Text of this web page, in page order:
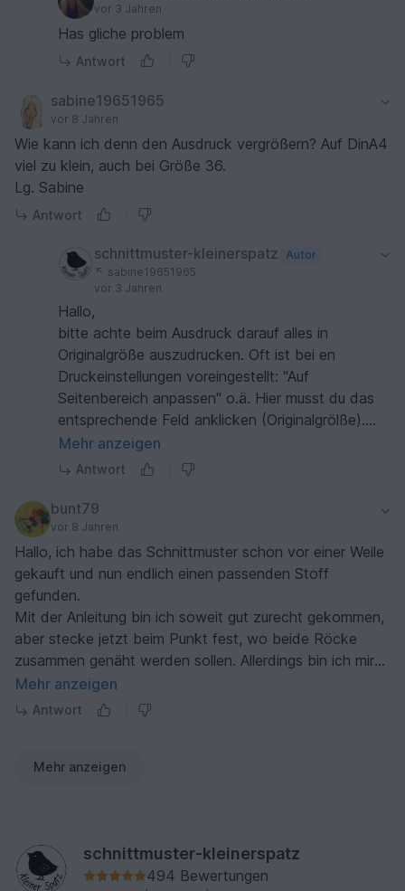
vor 3 Jahren
Has gliche problem
Antwort
sabine19651965
vor 8 Jahren
Wie kann ich denn den Ausdruck vergrößern? Auf DinA4
viel zu klein, auch bei Größe 36.
Lg. Sabine
Antwort
schnittmuster-kleinerspatz
Autor
sabine19651965
vor 3 Jahren
Hallo,
bitte achte beim Ausdruck darauf alles in
Originalgröße auszudrucken. Oft ist bei en
Druckeinstellungen voreingestellt: "Auf
Seitenbereich anpassen" o.ä. Hier musst du das
entsprechende Feld anklicken (Originalgrölße).
Falls du noch Fragen hast, schreibe mir bitte eine
Mail an info@sperling-schnittmuster.net
Mehr anzeigen
Antwort
bunt79
vor 8 Jahren
Hallo, ich habe das Schnittmuster schon vor einer Weile
gekauft und nun endlich einen passenden Stoff
gefunden.
Mit der Anleitung bin ich soweit gut zurecht gekommen,
aber stecke jetzt beim Punkt fest, wo beide Röcke
zusammen genäht werden sollen. Allerdings bin ich mir
nicht sicher ob ich den Schritt mit dem umklappen des
Saums richtig verstanden habe. Der Saum des
linke Seite des Saums vom Innenrock sichtbar ist?!
Mehr anzeigen
Antwort
Mehr anzeigen
schnittmuster-kleinerspatz
494 Bewertungen